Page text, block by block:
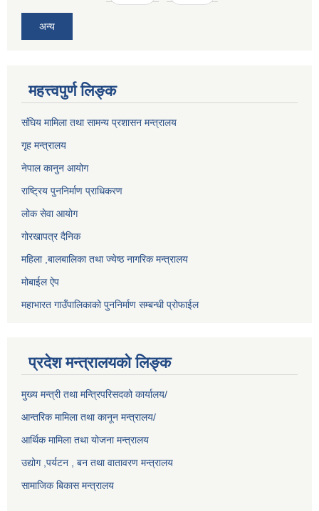
अन्य
महत्त्वपुर्ण लिङ्क
संघिय मामिला तथा सामन्य प्रशासन मन्त्रालय
गृह मन्त्रालय
नेपाल कानुन आयोग
राष्ट्रिय पुननिर्माण प्राधिकरण
लोक सेवा आयोग
गोरखापत्र दैनिक
महिला ,बालबालिका तथा ज्येष्ठ नागरिक मन्त्रालय
मोबाईल ऐप
महाभारत गाउँपालिकाको पुननिर्माण सम्बन्धी प्रोफाईल
प्रदेश मन्त्रालयको लिङ्क
मुख्य मन्त्री तथा मन्त्रिपरिसदको कार्यालय/
आन्तरिक मामिला तथा कानून मन्त्रालय/
आर्थिक मामिला तथा योजना मन्त्रालय
उद्योग ,पर्यटन , बन तथा वातावरण मन्त्रालय
सामाजिक बिकास मन्त्रालय